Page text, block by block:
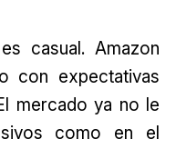
casual. Amazon
con expectativas
mercado ya no le
como en el